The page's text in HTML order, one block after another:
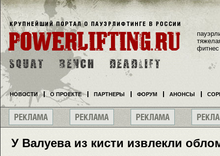
У Валуева из кисти извлекли
фитнес
НОВОСТИ О ПРОЕКТЕ ПАРТНЕРЫ ФОРУМ АНОНСЫ